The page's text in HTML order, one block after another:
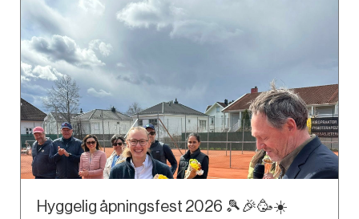
Hyggelig åpningsfest 2026 🎾🎉🥳☀️